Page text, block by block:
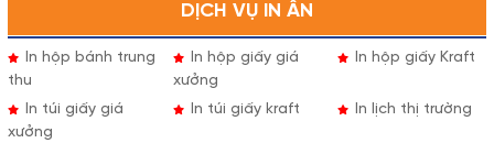
DỊCH VỤ IN ẤN
In hộp bánh trung
thu
In hộp giấy giá
xưởng
In hộp giấy Kraft
In túi giấy giá
xưởng
In túi giấy kraft In lịch thị trường